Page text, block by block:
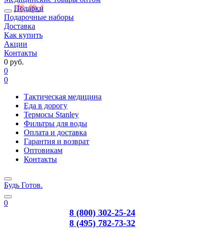
Подарки
Подарочные наборы
Доставка
Как купить
Акции
Контакты
0 руб.
0
0
Тактическая медицина
Еда в дорогу
Термосы Stanley
Фильтры для воды
Оплата и доставка
Гарантия и возврат
Оптовикам
Контакты
Будь Готов.
0
8 (800) 302-25-24
8 (495) 782-73-32